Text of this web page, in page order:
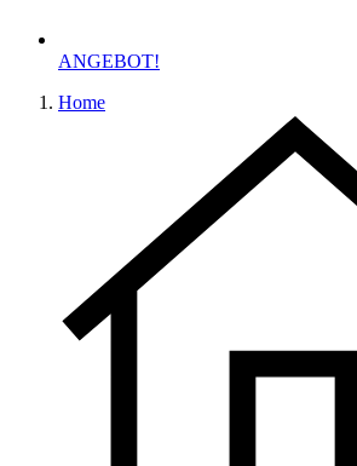
ANGEBOT!
Home